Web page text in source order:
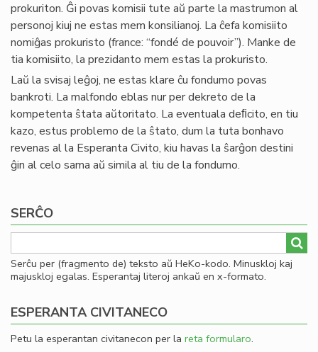
prokuriton. Ĝi povas komisii tute aŭ parte la mastrumon al
personoj kiuj ne estas mem konsilianoj. La ĉefa komisiito
nomiĝas prokuristo (france: “fondé de pouvoir”). Manke de
tia komisiito, la prezidanto mem estas la prokuristo.
Laŭ la svisaj leĝoj, ne estas klare ĉu fondumo povas
bankroti. La malfondo eblas nur per dekreto de la
kompetenta ŝtata aŭtoritato. La eventuala deﬁcito, en tiu
kazo, estus problemo de la ŝtato, dum la tuta bonhavo
revenas al la Esperanta Civito, kiu havas la ŝarĝon destini
ĝin al celo sama aŭ simila al tiu de la fondumo.
SERĈO
Serĉu per (fragmento de) teksto aŭ HeKo-kodo. Minuskloj kaj
majuskloj egalas. Esperantaj literoj ankaŭ en x-formato.
ESPERANTA CIVITANECO
Petu la esperantan civitanecon per la reta formularo.